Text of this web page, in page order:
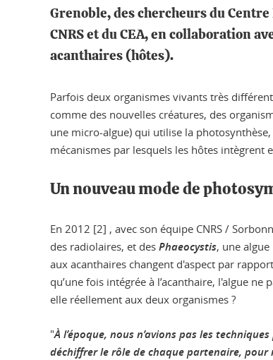
Grenoble, des chercheurs du
CNRS et du CEA, en collaboration
acanthaires (hôtes).
Parfois deux organismes vivants très
comme des nouvelles créatures, des
une micro-algue) qui utilise la
mécanismes par lesquels les hôtes intègrent
Un nouveau mode de
En 2012 [2] , avec son équipe CNRS /
des radiolaires, et des Phaeocystis, une
aux acanthaires changent d'aspect par
qu’une fois intégrée à l’acanthaire, l'algue
elle réellement aux deux organismes ?
"À l’époque, nous n’avions pas les
déchiffrer le rôle de chaque partenaire,